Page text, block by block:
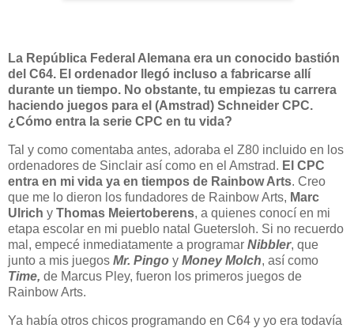
La República Federal Alemana era un conocido bastión
del C64. El ordenador llegó incluso a fabricarse allí
durante un tiempo. No obstante, tu empiezas tu carrera
haciendo juegos para el (Amstrad) Schneider CPC.
¿Cómo entra la serie CPC en tu vida?
Tal y como comentaba antes, adoraba el Z80 incluido en los
ordenadores de Sinclair así como en el Amstrad. El CPC
entra en mi vida ya en tiempos de Rainbow Arts. Creo
que me lo dieron los fundadores de Rainbow Arts, Marc
Ulrich y Thomas Meiertoberens, a quienes conocí en mi
etapa escolar en mi pueblo natal Guetersloh. Si no recuerdo
mal, empecé inmediatamente a programar Nibbler, que
junto a mis juegos Mr. Pingo y Money Molch, así como
Time, de Marcus Pley, fueron los primeros juegos de
Rainbow Arts.
Ya había otros chicos programando en C64 y yo era todavía